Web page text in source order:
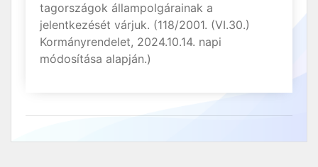
tagországok állampolgárainak a
jelentkezését várjuk. (118/2001. (VI.30.)
Kormányrendelet, 2024.10.14. napi
módosítása alapján.)